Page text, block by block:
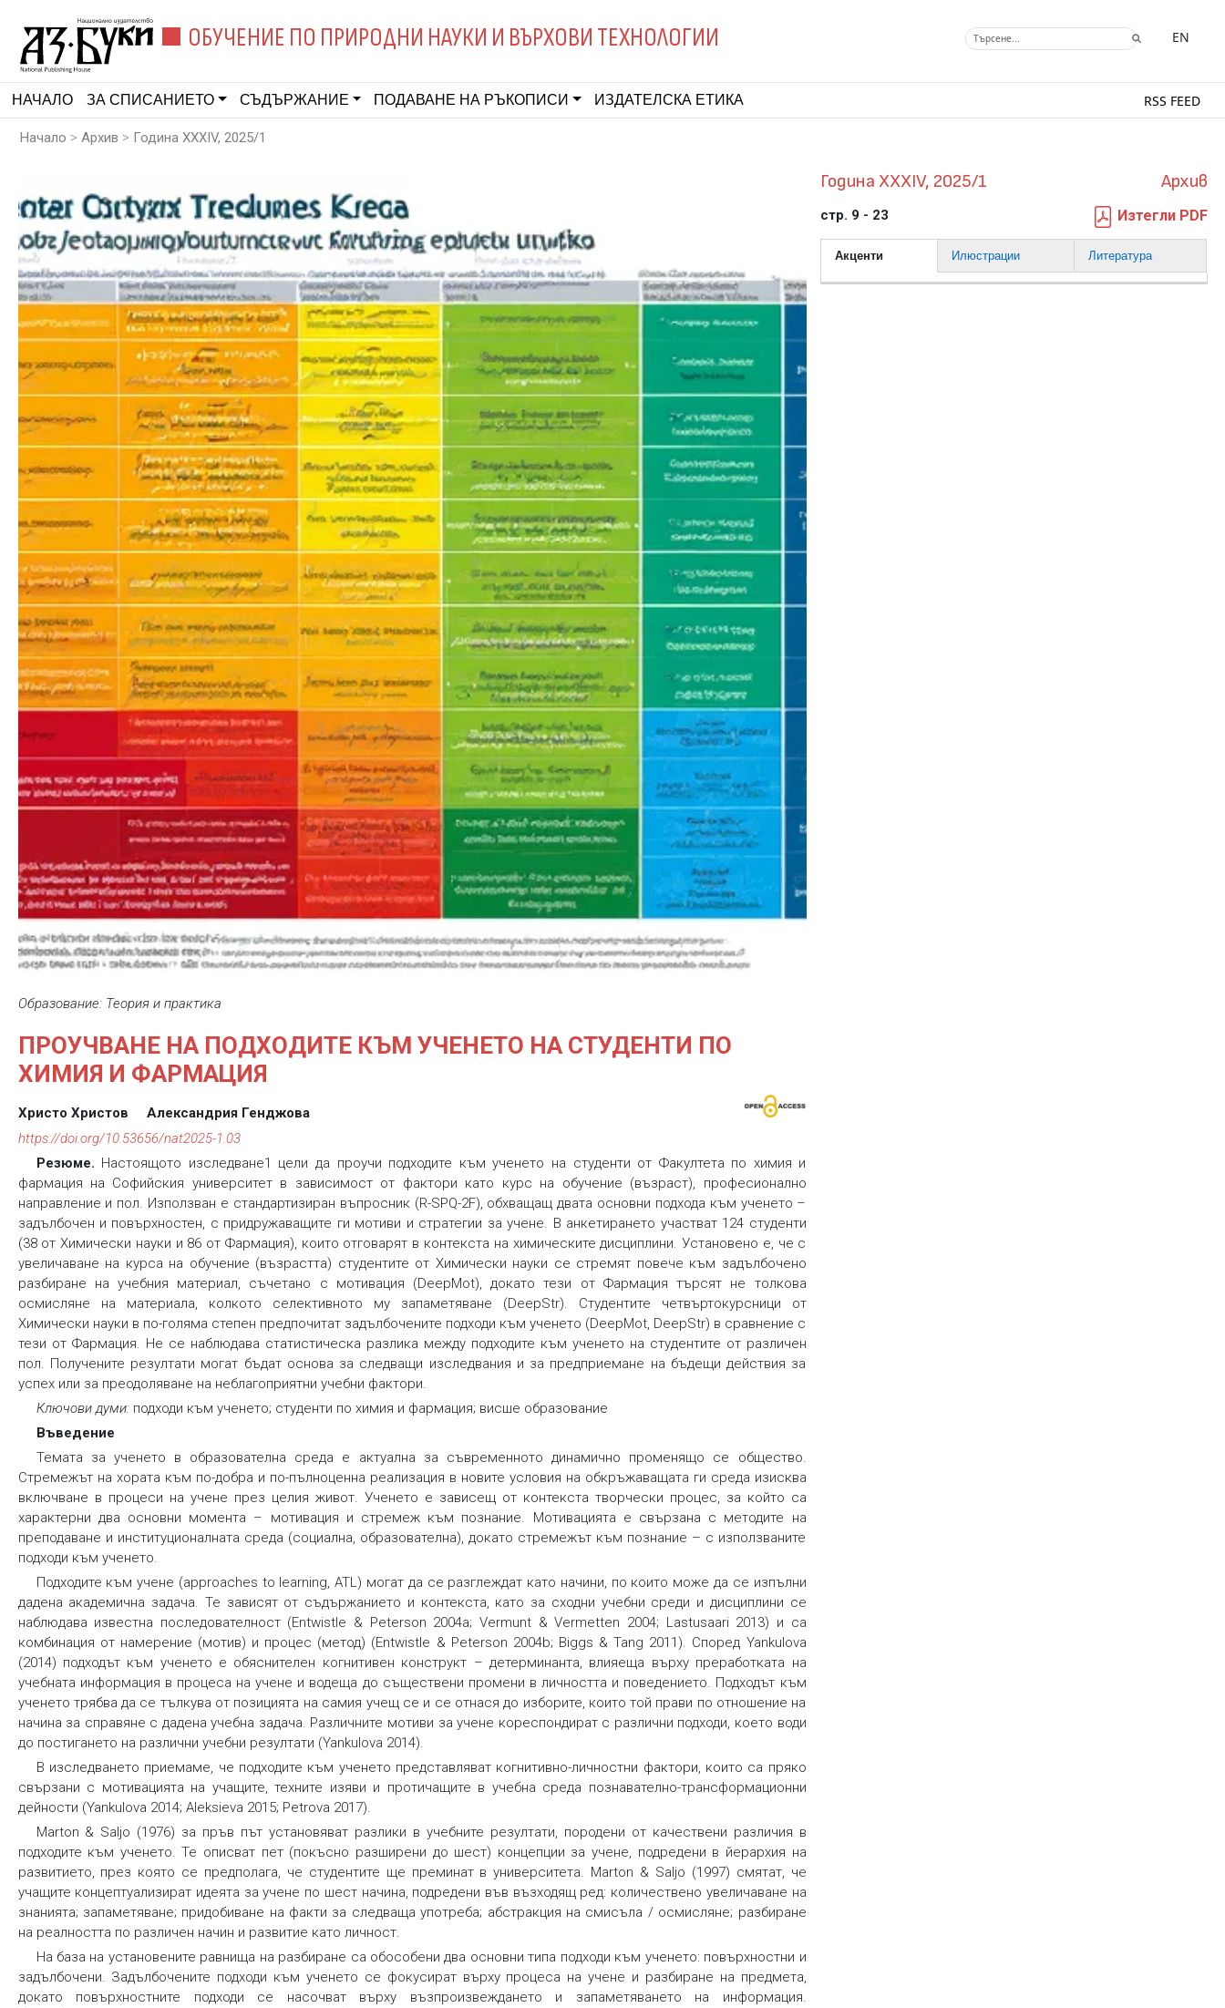
ОБУЧЕНИЕ ПО ПРИРОДНИ НАУКИ И ВЪРХОВИ ТЕХНОЛОГИИ EN
НАЧАЛО ЗА СПИСАНИЕТО СЪДЪРЖАНИЕ ПОДАВАНЕ НА РЪКОПИСИ ИЗДАТЕЛСКА ЕТИКА RSS FEED
Начало > Архив > Година XXXIV, 2025/1
Образование: Теория и практика
ПРОУЧВАНЕ НА ПОДХОДИТЕ КЪМ УЧЕНЕТО НА СТУДЕНТИ ПО
ХИМИЯ И ФАРМАЦИЯ
Христо Христов
Александрия Генджова
https://doi.org/10.53656/nat2025-1.03
Резюме. Настоящото изследване1 цели да проучи подходите към ученето на студенти от Факултета по химия и
фармация на Софийския университет в зависимост от фактори като курс на обучение (възраст), професионално
направление и пол. Използван е стандартизиран въпросник (R-SPQ-2F), обхващащ двата основни подхода към ученето –
задълбочен и повърхностен, с придружаващите ги мотиви и стратегии за учене. В анкетирането участват 124 студенти
(38 от Химически науки и 86 от Фармация), които отговарят в контекста на химическите дисциплини. Установено е, че с
увеличаване на курса на обучение (възрастта) студентите от Химически науки се стремят повече към задълбочено
разбиране на учебния материал, съчетано с мотивация (DeepMot), докато тези от Фармация търсят не толкова
осмисляне на материала, колкото селективното му запаметяване (DeepStr). Студентите четвъртокурсници от
Химически науки в по-голяма степен предпочитат задълбочените подходи към ученето (DeepMot, DeepStr) в сравнение с
тези от Фармация. Не се наблюдава статистическа разлика между подходите към ученето на студентите от различен
пол. Получените резултати могат бъдат основа за следващи изследвания и за предприемане на бъдещи действия за
успех или за преодоляване на неблагоприятни учебни фактори.
Ключови думи: подходи към ученето; студенти по химия и фармация; висше образование
Въведение
Темата за ученето в образователна среда е актуална за съвременното динамично променящо се общество.
Стремежът на хората към по-добра и по-пълноценна реализация в новите условия на обкръжаващата ги среда изисква
включване в процеси на учене през целия живот. Ученето е зависещ от контекста творчески процес, за който са
характерни два основни момента – мотивация и стремеж към познание. Мотивацията е свързана с методите на
преподаване и институционалната среда (социална, образователна), докато стремежът към познание – с използваните
подходи към ученето.
Подходите към учене (approaches to learning, ATL) могат да се разглеждат като начини, по които може да се изпълни
дадена академична задача. Те зависят от съдържанието и контекста, като за сходни учебни среди и дисциплини се
наблюдава известна последователност (Entwistle & Peterson 2004a; Vermunt & Vermetten 2004; Lastusaari 2013) и са
комбинация от намерение (мотив) и процес (метод) (Entwistle & Peterson 2004b; Biggs & Tang 2011). Според Yankulova
(2014) подходът към ученето е обяснителен когнитивен конструкт – детерминанта, влияеща върху преработката на
учебната информация в процеса на учене и водеща до съществени промени в личността и поведението. Подходът към
ученето трябва да се тълкува от позицията на самия учещ се и се отнася до изборите, които той прави по отношение на
начина за справяне с дадена учебна задача. Различните мотиви за учене кореспондират с различни подходи, което води
до постигането на различни учебни резултати (Yankulova 2014).
В изследването приемаме, че подходите към ученето представляват когнитивно-личностни фактори, които са пряко
свързани с мотивацията на учащите, техните изяви и протичащите в учебна среда познавателно-трансформационни
дейности (Yankulova 2014; Aleksieva 2015; Petrova 2017).
Marton & Sаljо (1976) за пръв път установяват разлики в учебните резултати, породени от качествени различия в
подходите към ученето. Те описват пет (покъсно разширени до шест) концепции за учене, подредени в йерархия на
развитието, през която се предполага, че студентите ще преминат в университета. Marton & Sаljо (1997) смятат, че
учащите концептуализират идеята за учене по шест начина, подредени във възходящ ред: количествено увеличаване на
знанията; запаметяване; придобиване на факти за следваща употреба; абстракция на смисъла / осмисляне; разбиране
на реалността по различен начин и развитие като личност.
На база на установените равнища на разбиране са обособени два основни типа подходи към ученето: повърхностни и
задълбочени. Задълбочените подходи към ученето се фокусират върху процеса на учене и разбиране на предмета,
докато повърхностните подходи се насочват върху възпроизвеждането и запаметяването на информация.
Година XXXIV, 2025/1 Архив
стр. 9 - 23 Изтегли PDF
Акценти Илюстрации Литература